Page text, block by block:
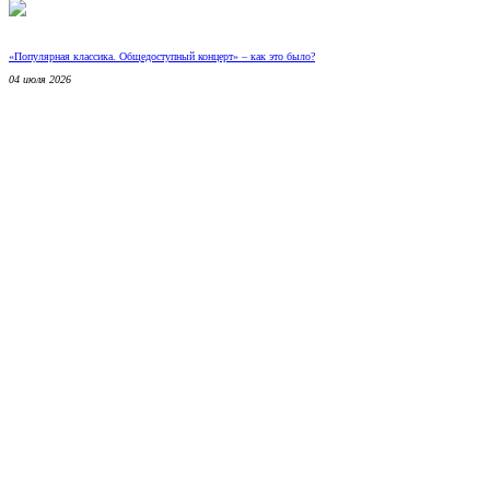
«Популярная классика. Общедоступный концерт» – как это было?
04 июля 2026